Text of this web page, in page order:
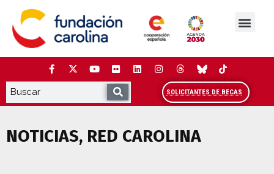
contenido
SOLICITANTES DE BECAS
NOTICIAS, RED CAROLINA